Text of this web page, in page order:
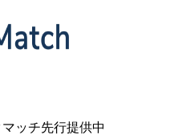
ッチ先行提供中